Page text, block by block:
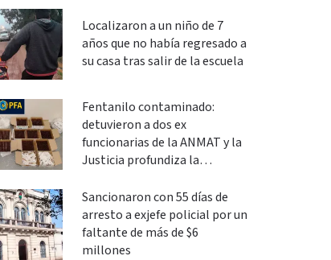
Localizaron a un niño de 7
años que no había regresado a
su casa tras salir de la escuela
Fentanilo contaminado:
detuvieron a dos ex
funcionarias de la ANMAT y la
Justicia profundiza la
Sancionaron con 55 días de
arresto a exjefe policial por un
faltante de más de $6
millones